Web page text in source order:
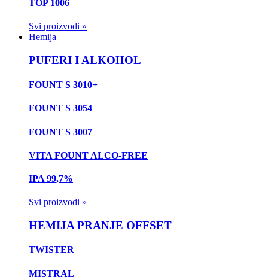
TOP 1006
Svi proizvodi »
Hemija
PUFERI I ALKOHOL
FOUNT S 3010+
FOUNT S 3054
FOUNT S 3007
VITA FOUNT ALCO-FREE
IPA 99,7%
Svi proizvodi »
HEMIJA PRANJE OFFSET
TWISTER
MISTRAL